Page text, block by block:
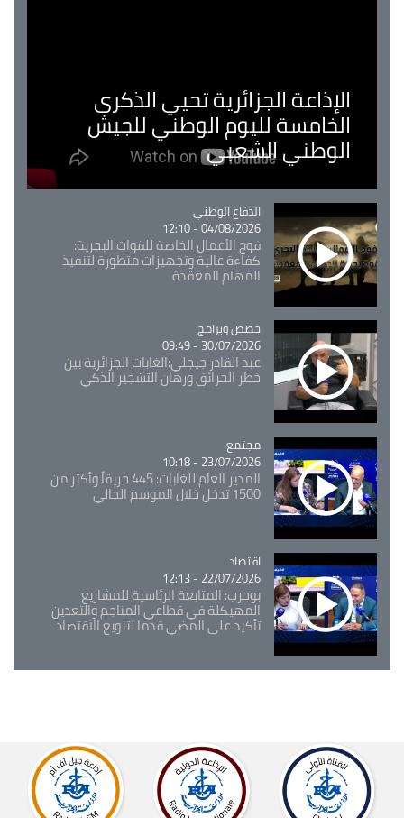
الإذاعة الجزائرية تحيي الذكرى
الخامسة لليوم الوطني للجيش
الوطني الشعبي
Catégorie
الدفاع الوطني
04/08/2026 - 12:10
فوج الأعمال الخاصة للقوات البحرية:
كفاءة عالية وتجهيزات متطورة لتنفيذ
المهام المعقدة
Catégorie
حصص وبرامج
30/07/2026 - 09:49
عبد القادر جيجلي:الغابات الجزائرية بين
خطر الحرائق ورهان التشجير الذكي
Catégorie
مجتمع
23/07/2026 - 10:18
المدير العام للغابات: 445 حريقاً وأكثر من
1500 تدخل خلال الموسم الحالي
Catégorie
اقتصاد
22/07/2026 - 12:13
بوحرب: المتابعة الرئاسية للمشاريع
المهيكلة في قطاعي المناجم والتعدين
تأكيد على المضي قدما لتنويع الاقتصاد